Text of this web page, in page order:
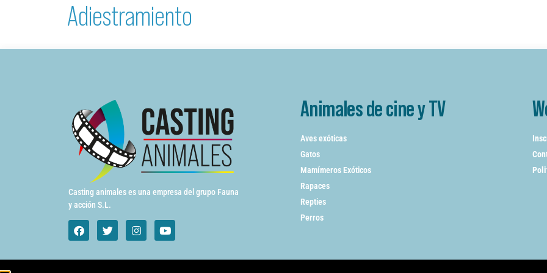
Adiestramiento
Casting animales es una empresa del grupo Fauna
y acción S.L.
Animales de cine y TV
Aves exóticas
Gatos
Mamímeros Exóticos
Rapaces
Repties
Perros